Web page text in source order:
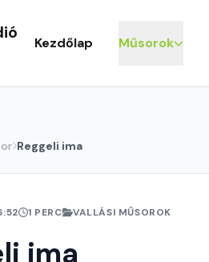
Kezdőlap Műsorok
Reggeli ima
1 PERC VALLÁSI MŰSOROK
ima